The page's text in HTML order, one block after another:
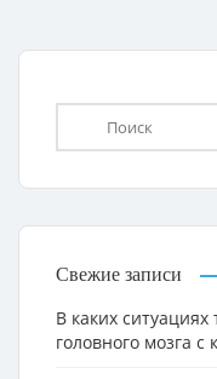
Свежие записи
В каких
головного мозга с